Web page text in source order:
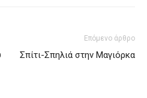
Επόμενο άρθρο
Σπίτι-Σπηλιά στην Μαγιόρκα